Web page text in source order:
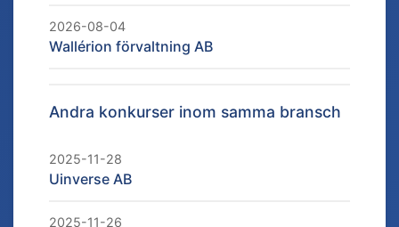
2026-08-04
Wallérion förvaltning AB
Andra konkurser inom samma bransch
2025-11-28
Uinverse AB
2025-11-26